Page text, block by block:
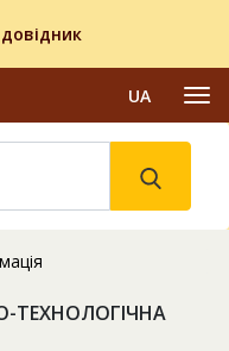
UA
ТЕХНОЛОГІЧНА